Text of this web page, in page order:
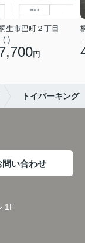
生市巴町２丁目
(-)
円
-
トイパーキング
問い合わせ
1F